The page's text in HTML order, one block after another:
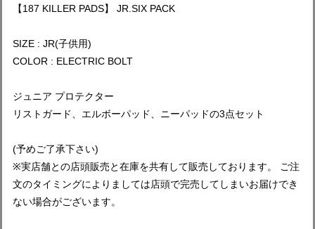
【187 KILLER PADS】 JR.SIX PACK
SIZE : JR(子供用)
COLOR : ELECTRIC BOLT
ジュニア プロテクター
リストガード、エルボーパッド、ニーパッドの3点セット
(予めご了承下さい)
※実店舗との店頭販売と在庫を共有して販売しております。 ご注
文のタイミングによりましては店頭で完売してしまいお届けでき
ない場合がございます。